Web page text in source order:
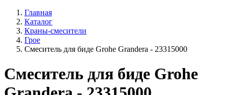
Главная
Каталог
Краны-смесители
Грое
Смеситель для биде Grohe Grandera - 23315000
Смеситель для биде Grohe